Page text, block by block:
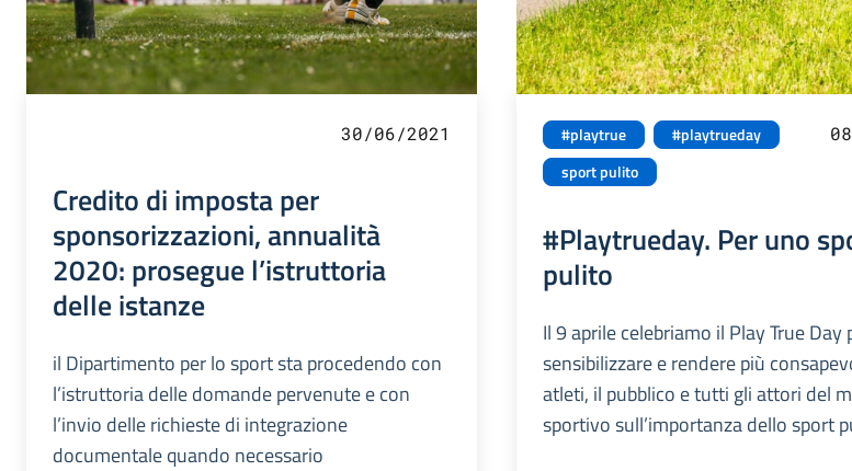
30/06/2021
Credito di imposta per
sponsorizzazioni, annualità
2020: prosegue l’istruttoria
delle istanze
il Dipartimento per lo sport sta procedendo con
l’istruttoria delle domande pervenute e con
l’invio delle richieste di integrazione
documentale quando necessario
#playtrue
#playtrueday
sport pulito
#Playtrueday. Per uno
pulito
Il 9 aprile celebriamo il Play True Day
sensibilizzare e rendere più
atleti, il pubblico e tutti gli attori del
sportivo sull’importanza dello sport